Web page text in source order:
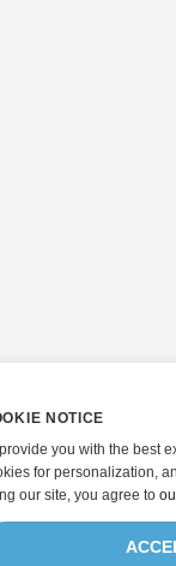
NOTICE
you with the best
for personalization,
our site, you agree to